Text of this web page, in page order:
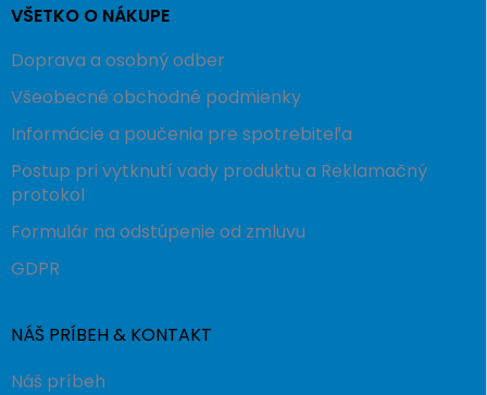
VŠETKO O NÁKUPE
Doprava a osobný odber
Všeobecné obchodné podmienky
Informácie a poučenia pre spotrebiteľa
Postup pri vytknutí vady produktu a Reklamačný
protokol
Formulár na odstúpenie od zmluvu
GDPR
NÁŠ PRÍBEH & KONTAKT
Náš príbeh